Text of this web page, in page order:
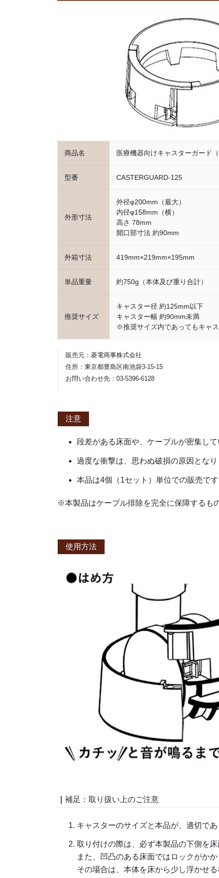
商品名 医療機器向けキャスターガード
型番 CASTERGUARD-125
外形寸法
外径φ200mm（最大）
内径φ158mm（横）
高さ 78mm
開口部寸法 約90mm
外箱寸法 419mm×219mm×195mm
単品重量 約750g（本体及び重り合計）
推奨サイズ
キャスター径 約125mm以下
キャスター幅 約90mm未満
※推奨サイズ内であってもキャ
販売元：菱電商事株式会社
住所：東京都豊島区南池袋3-15-15
お問い合わせ先：03-5396-6128
注意
段差がある床面や、ケーブルが密集し
過度な衝撃は、思わぬ破損の原因とな
本品は4個（1セット）単位での販売で
※本製品はケーブル排除を完全に保障するも
使用方法
補足：取り扱い上のご注意
キャスターのサイズと本品が、適切で
取り付けの際は、必ず本製品の下側を
また、凹凸のある床面ではロックがか
その場合は、本体を床から少し浮かせ